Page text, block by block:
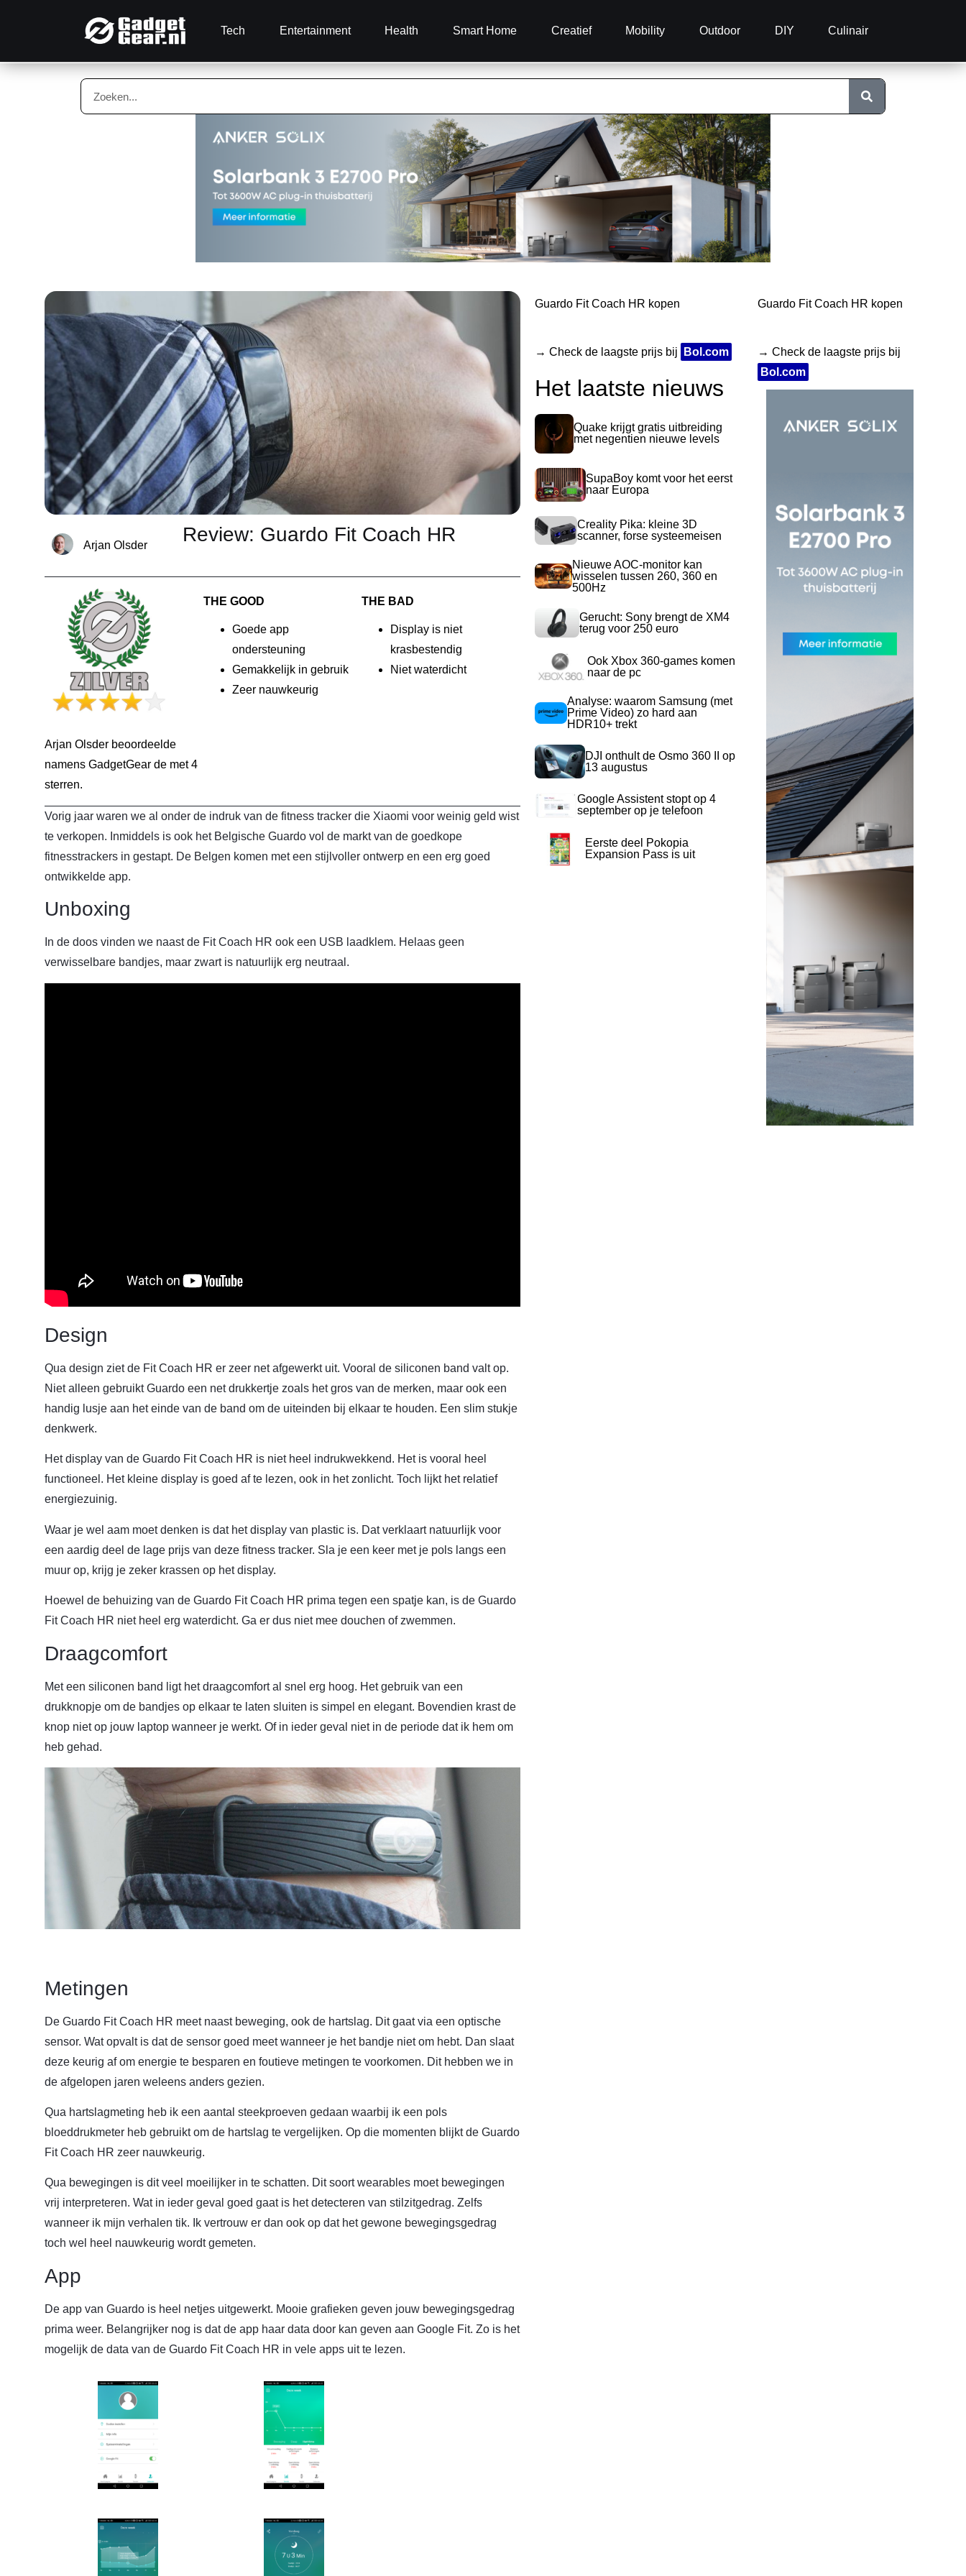
Tech Entertainment Health Smart Home Creatief Mobility Outdoor DIY Culinair
Arjan Olsder Review: Guardo Fit Coach HR
Arjan Olsder beoordeelde
namens GadgetGear de met 4
sterren.
THE GOOD
Goede app
ondersteuning
Gemakkelijk in gebruik
Zeer nauwkeurig
THE BAD
Display is niet
krasbestendig
Niet waterdicht
Vorig jaar waren we al onder de indruk van de fitness tracker die Xiaomi voor weinig geld wist
te verkopen. Inmiddels is ook het Belgische Guardo vol de markt van de goedkope
fitnesstrackers in gestapt. De Belgen komen met een stijlvoller ontwerp en een erg goed
ontwikkelde app.
Unboxing
In de doos vinden we naast de Fit Coach HR ook een USB laadklem. Helaas geen
verwisselbare bandjes, maar zwart is natuurlijk erg neutraal.
Design
Qua design ziet de Fit Coach HR er zeer net afgewerkt uit. Vooral de siliconen band valt op.
Niet alleen gebruikt Guardo een net drukkertje zoals het gros van de merken, maar ook een
handig lusje aan het einde van de band om de uiteinden bij elkaar te houden. Een slim stukje
denkwerk.
Het display van de Guardo Fit Coach HR is niet heel indrukwekkend. Het is vooral heel
functioneel. Het kleine display is goed af te lezen, ook in het zonlicht. Toch lijkt het relatief
energiezuinig.
Waar je wel aam moet denken is dat het display van plastic is. Dat verklaart natuurlijk voor
een aardig deel de lage prijs van deze fitness tracker. Sla je een keer met je pols langs een
muur op, krijg je zeker krassen op het display.
Hoewel de behuizing van de Guardo Fit Coach HR prima tegen een spatje kan, is de Guardo
Fit Coach HR niet heel erg waterdicht. Ga er dus niet mee douchen of zwemmen.
Draagcomfort
Met een siliconen band ligt het draagcomfort al snel erg hoog. Het gebruik van een
drukknopje om de bandjes op elkaar te laten sluiten is simpel en elegant. Bovendien krast de
knop niet op jouw laptop wanneer je werkt. Of in ieder geval niet in de periode dat ik hem om
heb gehad.
Metingen
De Guardo Fit Coach HR meet naast beweging, ook de hartslag. Dit gaat via een optische
sensor. Wat opvalt is dat de sensor goed meet wanneer je het bandje niet om hebt. Dan slaat
deze keurig af om energie te besparen en foutieve metingen te voorkomen. Dit hebben we in
de afgelopen jaren weleens anders gezien.
Qua hartslagmeting heb ik een aantal steekproeven gedaan waarbij ik een pols
bloeddrukmeter heb gebruikt om de hartslag te vergelijken. Op die momenten blijkt de Guardo
Fit Coach HR zeer nauwkeurig.
Qua bewegingen is dit veel moeilijker in te schatten. Dit soort wearables moet bewegingen
vrij interpreteren. Wat in ieder geval goed gaat is het detecteren van stilzitgedrag. Zelfs
wanneer ik mijn verhalen tik. Ik vertrouw er dan ook op dat het gewone bewegingsgedrag
toch wel heel nauwkeurig wordt gemeten.
App
De app van Guardo is heel netjes uitgewerkt. Mooie grafieken geven jouw bewegingsgedrag
prima weer. Belangrijker nog is dat de app haar data door kan geven aan Google Fit. Zo is het
mogelijk de data van de Guardo Fit Coach HR in vele apps uit te lezen.
Guardo Fit Coach HR kopen
→ Check de laagste prijs bij Bol.com
Het laatste nieuws
Quake krijgt gratis uitbreiding
met negentien nieuwe levels
SupaBoy komt voor het eerst
naar Europa
Creality Pika: kleine 3D
scanner, forse systeemeisen
Nieuwe AOC-monitor kan
wisselen tussen 260, 360 en
500Hz
Gerucht: Sony brengt de XM4
terug voor 250 euro
Ook Xbox 360-games komen
naar de pc
Analyse: waarom Samsung (met
Prime Video) zo hard aan
HDR10+ trekt
DJI onthult de Osmo 360 II op
13 augustus
Google Assistent stopt op 4
september op je telefoon
Eerste deel Pokopia
Expansion Pass is uit
Guardo Fit Coach HR kopen
→ Check de laagste prijs bij
Bol.com